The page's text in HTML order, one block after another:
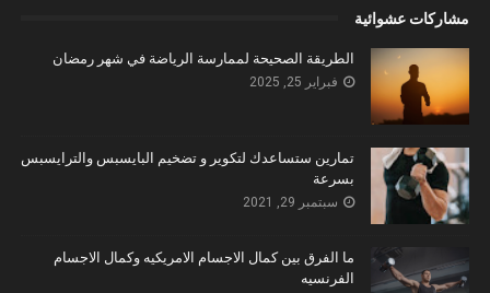
مشاركات عشوائية
الطريقة الصحيحة لممارسة الرياضة في شهر رمضان
فبراير 25, 2025
تمارين ستساعدك لتكوير و تضخيم البايسبس والترايسبس
بسرعة
سبتمبر 29, 2021
ما الفرق بين كمال الاجسام الامريكيه وكمال الاجسام
الفرنسيه